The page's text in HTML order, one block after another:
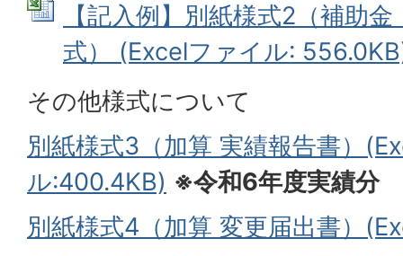
【記入例】別紙様式2（補助
式） (Excelファイル:
その他様式について
別紙様式3（加算 実績報告書）
ル:400.4KB) ※令和6年度実績分
別紙様式4（加算 変更届出書）